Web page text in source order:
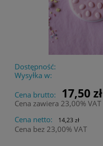
Dostępność:
Wysyłka w:
Cena brutto:
17,50 zł
Cena zawiera 23,00% VAT
Cena netto:
14,23 zł
Cena bez 23,00% VAT